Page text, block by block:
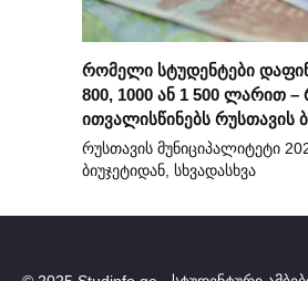
რომელი სტუდენტები
800, 1000 ან 1 500 ლარით –
ითვალისწინებს რუსთავის
რუსთავის მუნიციპალიტეტი
ბიუჯეტიდან, სხვადასხვა